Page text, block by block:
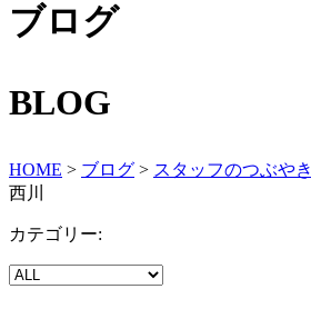
ブログ
BLOG
HOME > ブログ > スタッフのつぶやき
西川
カテゴリー: